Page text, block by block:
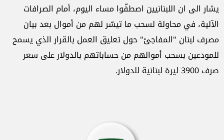
يشار الى ان اللبنانيين اصطفّوا مساء اليوم، أمام الصرافات
الآلية، في محاولة لسحب ما تيسّر لهم من أموال بعد بيان
مصرف لبنان "المفاجئ" حول تعليق العمل بالقرار الذي يسمح
للمودعين بسحب أموالهم من حساباتهم بالدولار على سعر
صرف 3900 ليرة لبنانية للدولار.